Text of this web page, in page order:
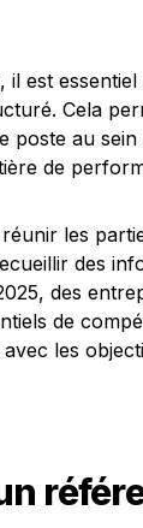
est
Cela
au sein
de
les
des
des
de
les